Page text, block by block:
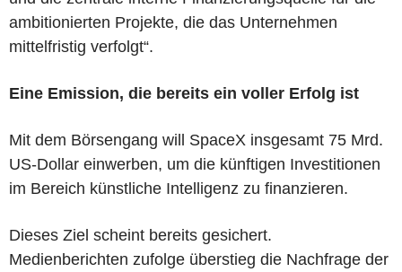
ambitionierten Projekte, die das Unternehmen
mittelfristig verfolgt“.
Eine Emission, die bereits ein voller Erfolg ist
Mit dem Börsengang will SpaceX insgesamt 75 Mrd.
US-Dollar einwerben, um die künftigen Investitionen
im Bereich künstliche Intelligenz zu finanzieren.
Dieses Ziel scheint bereits gesichert.
Medienberichten zufolge überstieg die Nachfrage der